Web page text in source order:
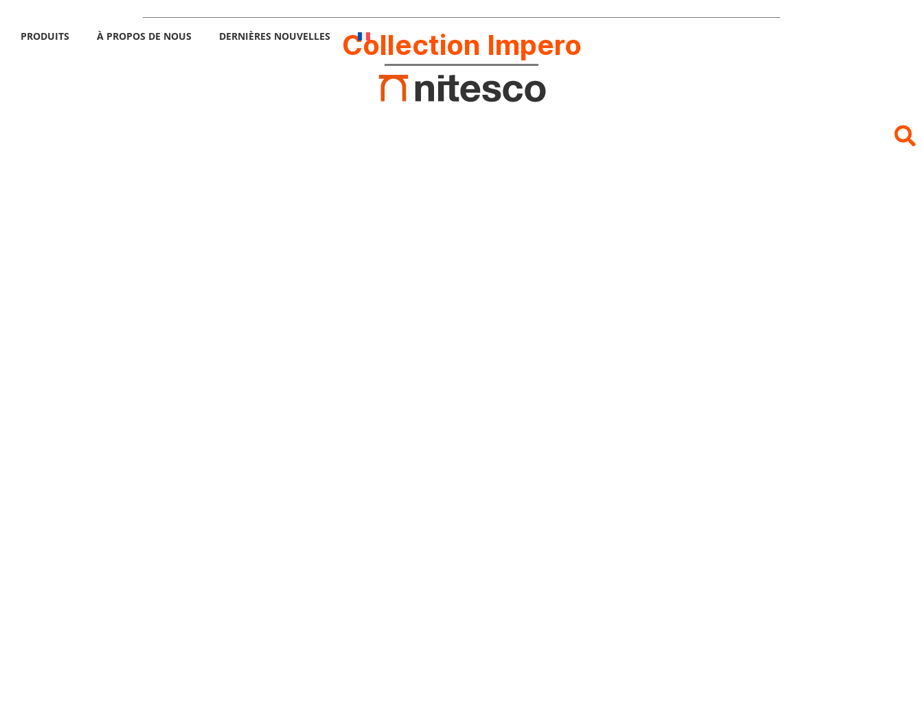
PRODUITS À PROPOS DE NOUS DERNIÈRES NOUVELLES Collection Impero